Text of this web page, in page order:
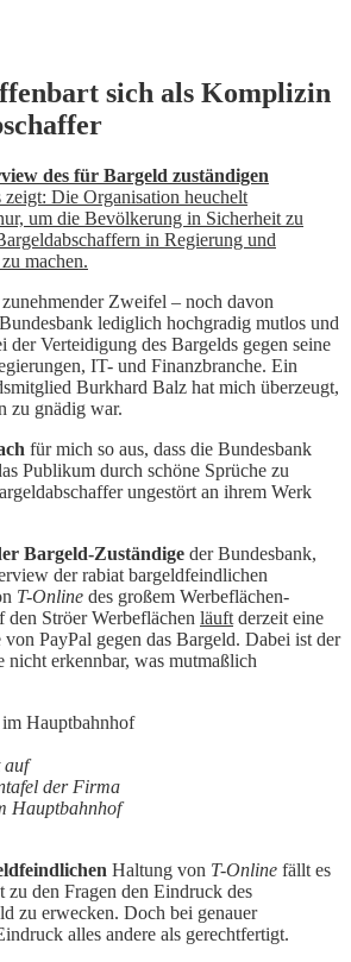
sich als Komplizin
des für Bargeld zuständigen
zeigt: Die Organisation heuchelt
um die Bevölkerung in Sicherheit zu
in Regierung und
machen.
Zweifel – noch davon
lediglich hochgradig mutlos und
der Verteidigung des Bargelds gegen seine
IT- und Finanzbranche. Ein
Burkhard Balz hat mich überzeugt,
zu gnädig war.
für mich so aus, dass die Bundesbank
Publikum durch schöne Sprüche zu
ungestört an ihrem Werk
Bargeld-Zuständige der Bundesbank,
der rabiat bargeldfeindlichen
T-Online des großem Werbeflächen-
den Ströer Werbeflächen läuft derzeit eine
von PayPal gegen das Bargeld. Dabei ist der
nicht erkennbar, was mutmaßlich
auf
der Firma
Hauptbahnhof
Haltung von T-Online fällt es
den Fragen den Eindruck des
zu erwecken. Doch bei genauer
alles andere als gerechtfertigt.